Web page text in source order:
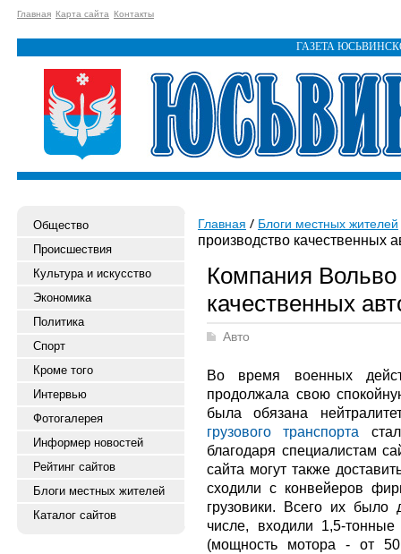
Главная Карта сайта Контакты
ГАЗЕТА
Общество
Происшествия
Культура и искусство
Экономика
Политика
Спорт
Кроме того
Интервью
Фотогалерея
Информер новостей
Рейтинг сайтов
Блоги местных жителей
Каталог сайтов
Главная Блоги местных жителей
производство качественных
Компания Вольво
качественных
Авто
Во время военных
продолжала свою
была обязана
грузового транспорта
благодаря специалистам
сайта могут также
сходили с конвейеров
грузовики. Всего их было
числе, входили 1,5-
(мощность мотора - от